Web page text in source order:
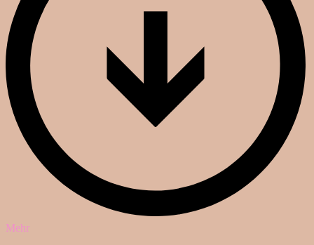
Mehr